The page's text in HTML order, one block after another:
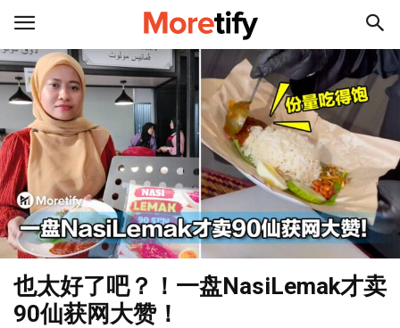
也太好了吧？！一盘NasiLemak才卖
90仙获网大赞！